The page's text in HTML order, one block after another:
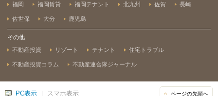
福岡
福岡賃貸 福岡テナント 北九州 佐賀 長崎
佐世保 大分 鹿児島
その他
不動産投資
リゾート テナント 住宅トラブル
不動産投資コラム 不動産連合隊ジャーナル
PC表示 ｜ スマホ表示 ページの先頭へ